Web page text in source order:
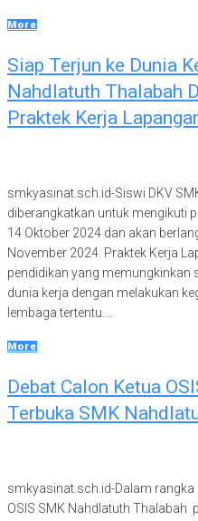
More
Siap Terjun ke Dunia
Nahdlatuth Thalabah
Praktek Kerja
smkyasinat.sch.id-Siswi DKV
diberangkatkan untuk mengikuti
14 Oktober 2024 dan akan
November 2024. Praktek Kerja
pendidikan yang memungkinkan
dunia kerja dengan melakukan
lembaga tertentu....
More
Debat Calon Ketua
Terbuka SMK
smkyasinat.sch.id-Dalam rangka
OSIS SMK Nahdlatuth Thalabah